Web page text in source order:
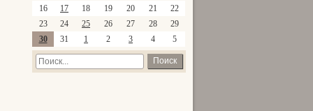
16
17 18 19 20 21
22
23
24 25 26 27 28
29
30
31 1 2 3 4 5
Поиск